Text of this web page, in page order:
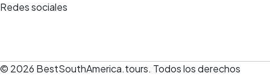
Redes sociales
© 2026 BestSouthAmerica.tours. Todos los derechos